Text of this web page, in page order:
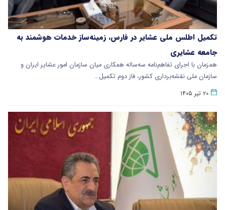
تکمیل اطلس ملی عشایر در فارس، زمینه‌ساز خدمات هوشمند به
جامعه عشایری
همزمان با اجرای تفاهم‌نامه سه‌ساله همکاری میان سازمان امور عشایر ایران و
سازمان ملی نقشه‌برداری کشور، فاز دوم تکمیل…
۲۰ تیر ۱۴۰۵